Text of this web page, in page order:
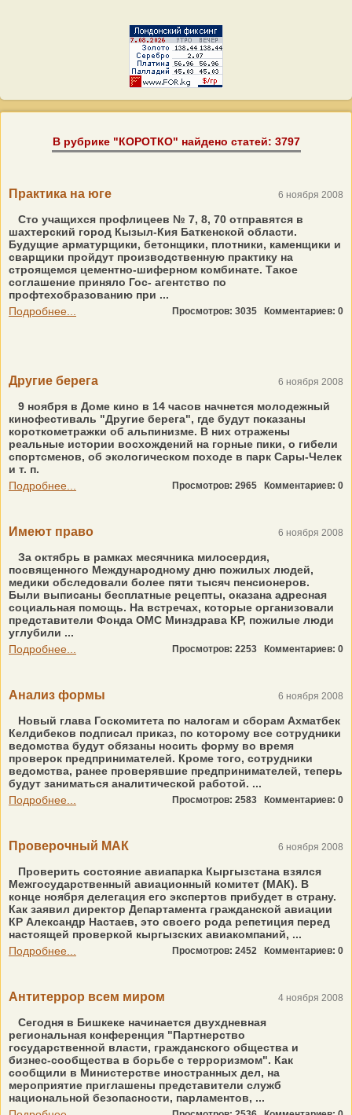
В рубрике "КОРОТКО" найдено статей: 3797
Практика на юге 6 ноября 2008
Сто учащихся профлицеев № 7, 8, 70 отправятся в
шахтерский город Кызыл-Кия Баткенской области.
Будущие арматурщики, бетонщики, плотники, каменщики и
сварщики пройдут производственную практику на
строящемся цементно-шиферном комбинате. Такое
соглашение приняло Гос- агентство по
профтехобразованию при ...
Подробнее...
Просмотров: 3035 Комментариев: 0
Другие берега 6 ноября 2008
9 ноября в Доме кино в 14 часов начнется молодежный
кинофестиваль "Другие берега", где будут показаны
короткометражки об альпинизме. В них отражены
реальные истории восхождений на горные пики, о гибели
спортсменов, об экологическом походе в парк Сары-Челек
и т. п.
Подробнее...
Просмотров: 2965 Комментариев: 0
Имеют право 6 ноября 2008
За октябрь в рамках месячника милосердия,
посвященного Международному дню пожилых людей,
медики обследовали более пяти тысяч пенсионеров.
Были выписаны бесплатные рецепты, оказана адресная
социальная помощь. На встречах, которые организовали
представители Фонда ОМС Минздрава КР, пожилые люди
углубили ...
Подробнее...
Просмотров: 2253 Комментариев: 0
Анализ формы 6 ноября 2008
Новый глава Госкомитета по налогам и сборам Ахматбек
Келдибеков подписал приказ, по которому все сотрудники
ведомства будут обязаны носить форму во время
проверок предпринимателей. Кроме того, сотрудники
ведомства, ранее проверявшие предпринимателей, теперь
будут заниматься аналитической работой. ...
Подробнее...
Просмотров: 2583 Комментариев: 0
Проверочный МАК 6 ноября 2008
Проверить состояние авиапарка Кыргызстана взялся
Межгосударственный авиационный комитет (МАК). В
конце ноября делегация его экспертов прибудет в страну.
Как заявил директор Департамента гражданской авиации
КР Александр Настаев, это своего рода репетиция перед
настоящей проверкой кыргызских авиакомпаний, ...
Подробнее...
Просмотров: 2452 Комментариев: 0
Антитеррор всем миром 4 ноября 2008
Сегодня в Бишкеке начинается двухдневная
региональная конференция "Партнерство
государственной власти, гражданского общества и
бизнес-сообщества в борьбе с терроризмом". Как
сообщили в Министерстве иностранных дел, на
мероприятие приглашены представители служб
национальной безопасности, парламентов, ...